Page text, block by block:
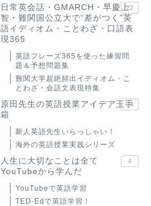
日常英会話・GMARCH・早慶上
智・難関国公立大で“差がつく”英
語イディオム・ことわざ・口語表
現365
22
英語フレーズ365を使った練習問
題＆予想問題集
難関大学超絶頻出イディオム・こ
とわざ・会話文表現特集
原田先生の英語授業アイデア玉手
箱
24
新人英語先生いらっしゃい！
海外の英語授業実践シリーズ
人生に大切なことは全て
YouTubeから学んだ
4
YouTubeで英語学習
TED-Edで英語学習！